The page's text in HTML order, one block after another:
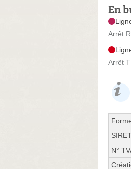
En
Arrêt
Arrêt
N°